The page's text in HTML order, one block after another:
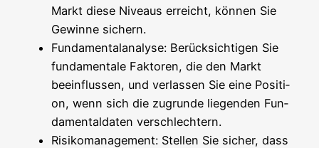
Markt die­se Niveaus erreicht, kön­nen Sie
Gewin­ne sichern.
Fun­da­men­tal­ana­ly­se: Berück­sich­ti­gen Sie
fun­da­men­ta­le Fak­to­ren, die den Markt
beein­flus­sen, und ver­las­sen Sie eine Posi­ti­
on, wenn sich die zugrun­de lie­gen­den Fun­
da­men­tal­da­ten verschlechtern.
Risi­ko­ma­nage­ment: Stel­len Sie sicher, dass